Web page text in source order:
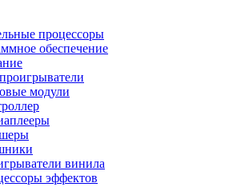
процессоры
обеспечение
модули
винила
эффектов